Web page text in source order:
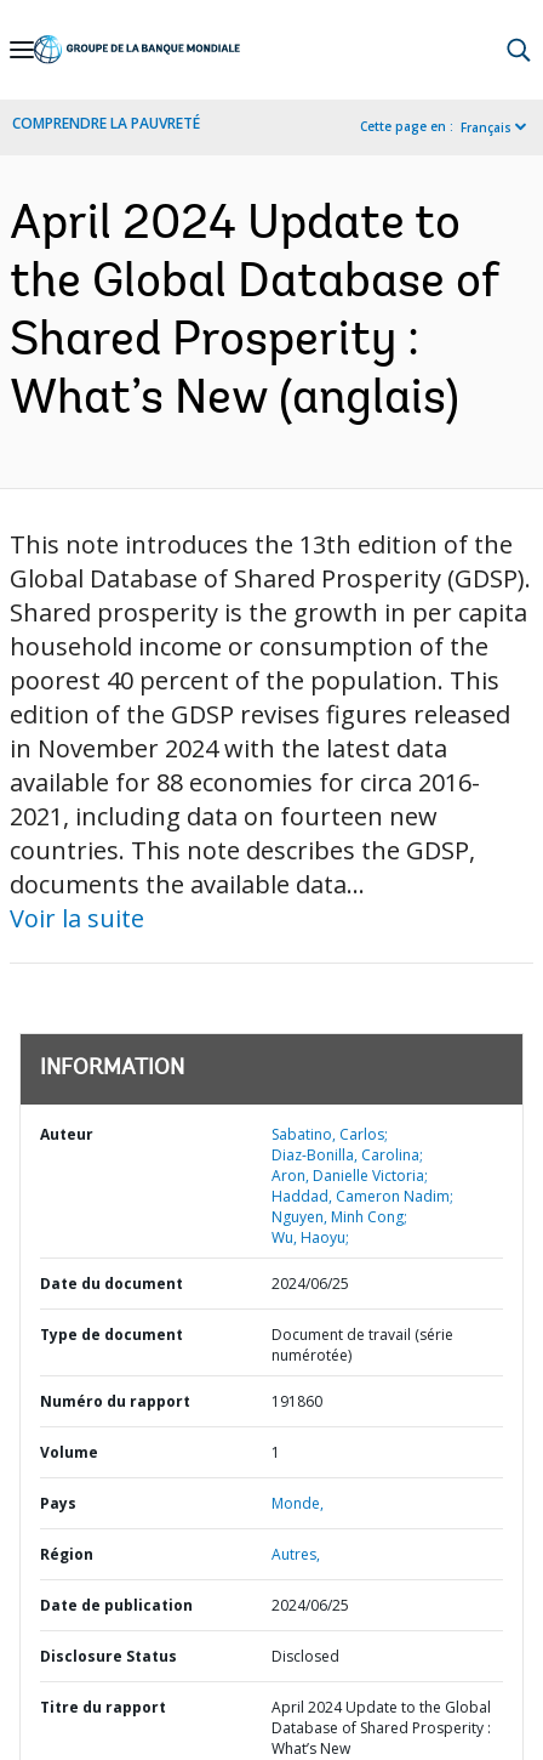
Skip
Navigation
COMPRENDRE LA PAUVRETÉ Cette page en : Français
April 2024 Update to
the Global Database of
Shared Prosperity :
What’s New (anglais)
This note introduces the 13th edition of the
Global Database of Shared Prosperity (GDSP).
Shared prosperity is the growth in per capita
household income or consumption of the
poorest 40 percent of the population. This
edition of the GDSP revises figures released
in November 2024 with the latest data
available for 88 economies for circa 2016-
2021, including data on fourteen new
countries. This note describes the GDSP,
documents the available data...
Voir la suite
INFORMATION
Auteur
Sabatino, Carlos;
Diaz-Bonilla, Carolina;
Aron, Danielle Victoria;
Haddad, Cameron Nadim;
Nguyen, Minh Cong;
Wu, Haoyu;
Date du document 2024/06/25
Type de document
Document de travail (série
numérotée)
Numéro du rapport 191860
Volume 1
Pays Monde,
Région Autres,
Date de publication 2024/06/25
Disclosure Status Disclosed
Titre du rapport
April 2024 Update to the Global
Database of Shared Prosperity :
What’s New